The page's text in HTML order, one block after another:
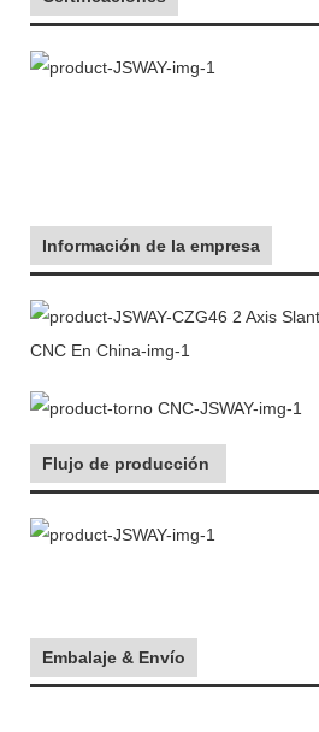
Información de la empresa
Flujo de producción
Embalaje & Envío